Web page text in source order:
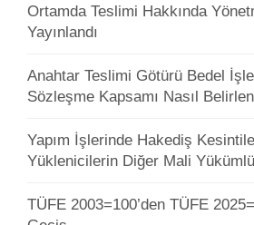
Ortamda Teslimi Hakkında
Yayınlandı
Anahtar Teslimi Götürü Bedel
Sözleşme Kapsamı Nasıl
Yapım İşlerinde Hakediş
Yüklenicilerin Diğer Mali
TÜFE 2003=100’den TÜFE